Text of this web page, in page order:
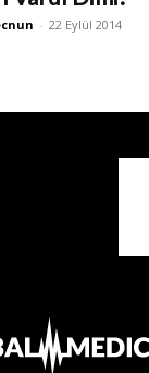
- 22 Eylül 2014